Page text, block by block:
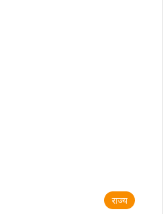
राज्य